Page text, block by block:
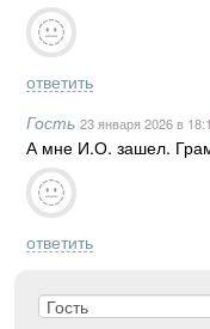
ответить
Гость 23 января 2026в
А мне И.О. зашел.
ответить